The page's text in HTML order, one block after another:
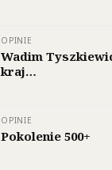
OPINIE
Wadim
kraj…
OPINIE
Pokolenie 500+